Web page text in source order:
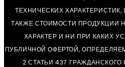
ТЕХНИЧЕСКИХ
ТАКЖЕ СТОИМОСТИ ПРОДУКЦИИ
ХАРАКТЕР И НИ ПРИ КАКИХ
ПУБЛИЧНОЙ ОФЕРТОЙ,
2 СТАТЬИ 437